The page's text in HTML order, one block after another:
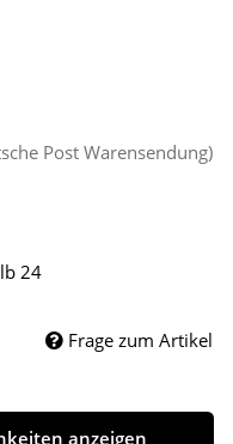
Post Warensendung)
24
Frage zum Artikel
anzeigen